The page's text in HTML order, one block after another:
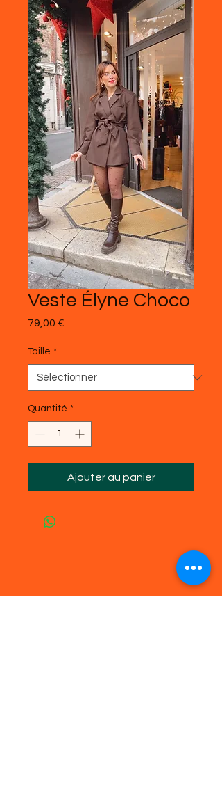
Veste Élyne Choco
79,00 €
Taille *
Quantité *
Ajouter au panier